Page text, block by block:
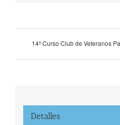
14º Curso Club de Veteranos
Detalles